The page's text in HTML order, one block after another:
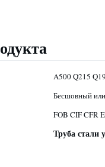
A500 Q215
Бесшовный
FOB CIF CFR
Труба стали